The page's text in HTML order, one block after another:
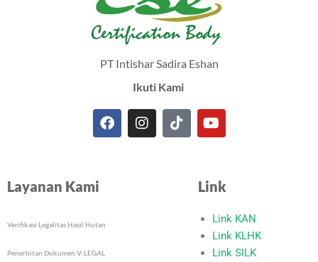
PT Intishar Sadira Eshan
Ikuti Kami
F
I
T
Y
u
e
Layanan Kami
Verifikasi Legalitas Hasil Hutan
Penerbitan Dokumen V-LEGAL
Link
Link KAN
Link KLHK
Link SILK